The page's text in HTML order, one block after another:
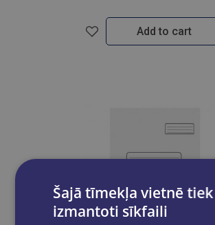
Add to cart
Šajā tīmekļa vietnē tiek
izmantoti sīkfaili